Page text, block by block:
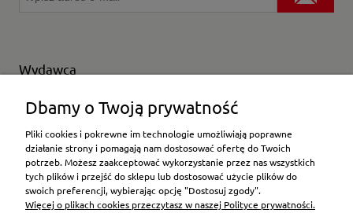
Wydawca
Wybierz producenta
Moje konto
Dbamy o Twoją prywatność
Pliki cookies i pokrewne im technologie umożliwiają poprawne
działanie strony i pomagają nam dostosować ofertę do Twoich
potrzeb. Możesz zaakceptować wykorzystanie przez nas wszystkich
tych plików i przejść do sklepu lub dostosować użycie plików do
swoich preferencji, wybierając opcję "Dostosuj zgody".
Więcej o plikach cookies przeczytasz w naszej Polityce prywatności.